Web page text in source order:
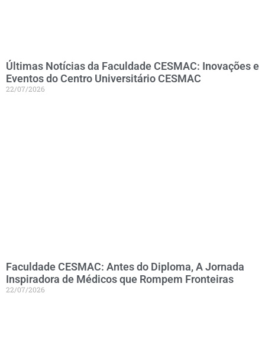
Últimas Notícias da Faculdade CESMAC: Inovações e
Eventos do Centro Universitário CESMAC
22/07/2026
Faculdade CESMAC: Antes do Diploma, A Jornada
Inspiradora de Médicos que Rompem Fronteiras
22/07/2026